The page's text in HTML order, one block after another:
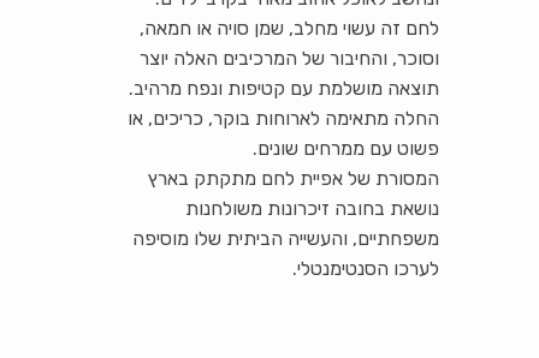
לחם זה עשוי מחלב, שמן סויה או חמאה,
וסוכר, והחיבור של המרכיבים האלה יוצר
תוצאה מושלמת עם קטיפות ונפח מרהיב.
החלה מתאימה לארוחות בוקר, כריכים, או
פשוט עם ממרחים שונים.
המסורת של אפיית לחם מתקתק בארץ
נושאת בחובה זיכרונות משולחנות
משפחתיים, והעשייה הביתית שלו מוסיפה
לערכו הסנטימנטלי.